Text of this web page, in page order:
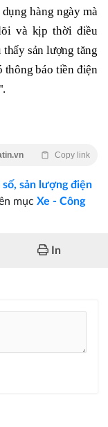
hàng ngày mà
và kịp thời điều
sản lượng tăng
thông báo tiền điện
Copy link
sản lượng điện
mục Xe - Công
In